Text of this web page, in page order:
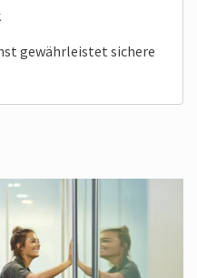
gewährleistet sichere